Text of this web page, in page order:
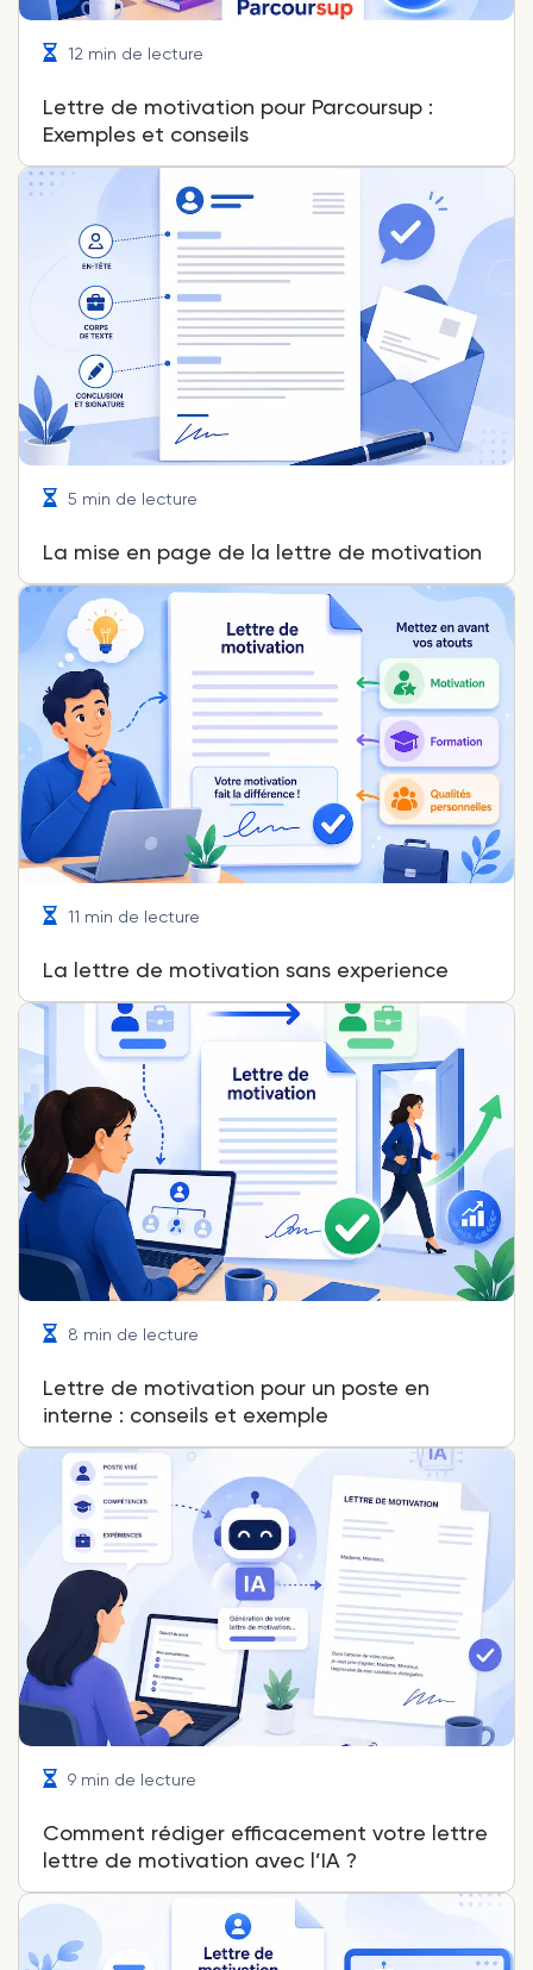
12 min de lecture
Lettre de motivation pour Parcoursup :
Exemples et conseils
5 min de lecture
La mise en page de la lettre de motivation
11 min de lecture
La lettre de motivation sans experience
8 min de lecture
Lettre de motivation pour un poste en
interne : conseils et exemple
9 min de lecture
Comment rédiger efficacement votre lettre
lettre de motivation avec l’IA ?